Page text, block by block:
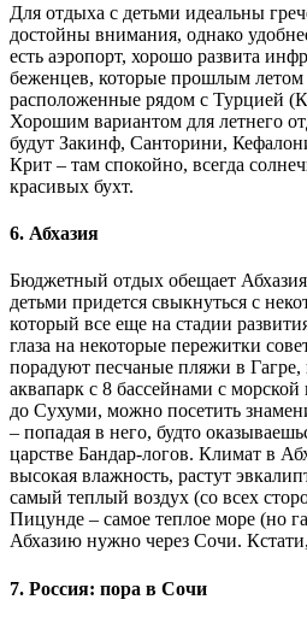
Для отдыха с детьми идеальны
достойны внимания, однако
есть аэропорт, хорошо развита
беженцев, которые прошлым летом
расположенные рядом с Турцией
Хорошим вариантом для летнего
будут Закинф, Санторини,
Крит – там спокойно, всегда
красивых бухт.
6. Абхазия
Бюджетный отдых обещает
детьми придется свыкнуться с
который все еще на стадии
глаза на некоторые пережитки
порадуют песчаные пляжи в Гагре,
аквапарк с 8 бассейнами с
до Сухуми, можно посетить
– попадая в него, будто
царстве Бандар-логов. Климат в
высокая влажность, растут
самый теплый воздух (со всех
Пицунде – самое теплое море (но
Абхазию нужно через Сочи.
7. Россия: пора в Сочи